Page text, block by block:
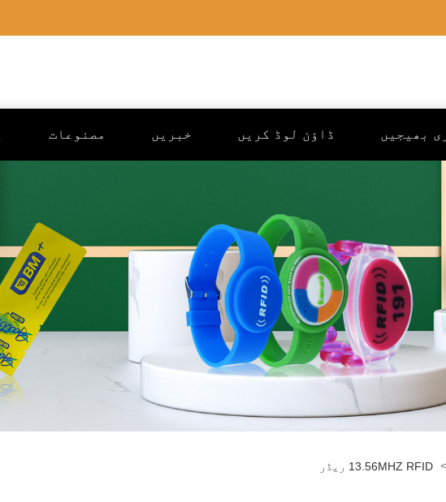
مصنوعات خبریں ڈاؤن لوڈ کریں بھیجیں
13.56MHZ RFID ریڈر